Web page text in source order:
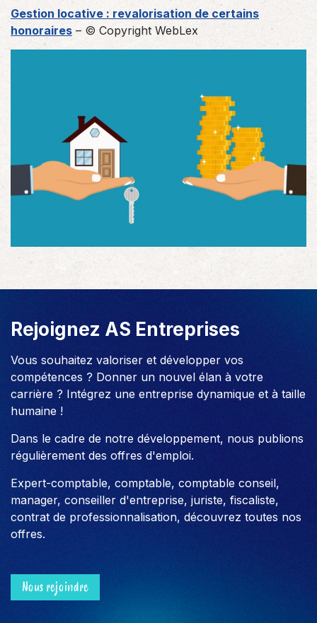
Gestion locative : revalorisation de certains
honoraires – © Copyright WebLex
Rejoignez AS Entreprises
Vous souhaitez valoriser et développer vos
compétences ? Donner un nouvel élan à votre
carrière ? Intégrez une entreprise dynamique et à taille
humaine !
Dans le cadre de notre développement, nous publions
régulièrement des offres d'emploi.
Expert-comptable, comptable, comptable conseil,
manager, conseiller d'entreprise, juriste, fiscaliste,
contrat de professionnalisation, découvrez toutes nos
offres.
Nous rejoindre